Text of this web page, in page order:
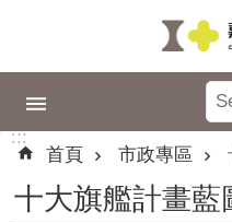
政
專
區
城
:::
首頁
市政專區
十大旗艦計畫藍